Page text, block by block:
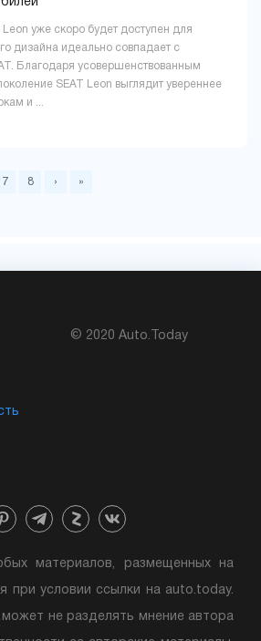
уже скоро будет доступен для
дизайна идеально совпадает с
Благодаря усовершенствованным
SEAT Leon выглядит увереннее
и ...
7 8 › »
© 2020 Auto.Today
материалов, размещенных на
при условии ссылки на auto.today.
не разделять мнение автора